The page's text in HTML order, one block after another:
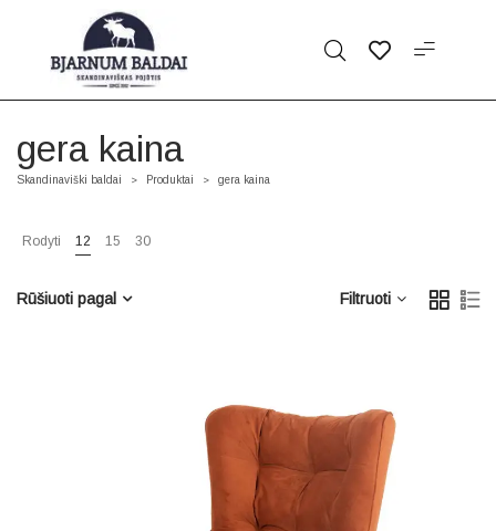
gera kaina
Skandinaviški baldai > Produktai > gera kaina
Rodyti 12 15 30
Filtruoti
Rūšiuoti pagal